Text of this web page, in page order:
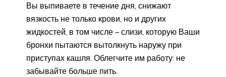
Вы выпиваете в течение дня, снижают
вязкость не только крови, но и других
жидкостей, в том числе – слизи, которую Ваши
бронхи пытаются вытолкнуть наружу при
приступах кашля. Облегчите им работу: не
забывайте больше пить.